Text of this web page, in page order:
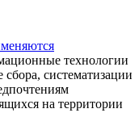
технологии
систематизации
на территории